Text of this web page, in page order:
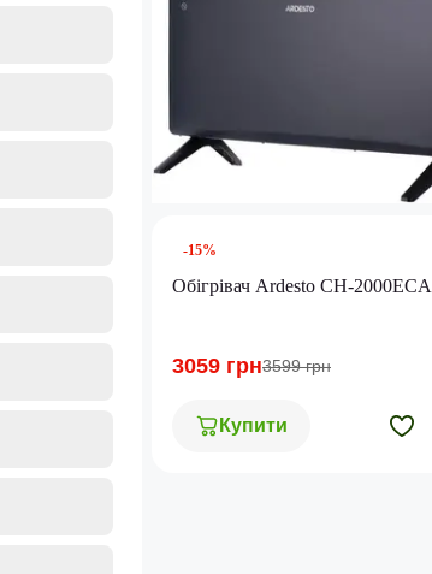
-15%
Обігрівач Ardesto CH-2000ECA
3059 грн3599 грн
Купити